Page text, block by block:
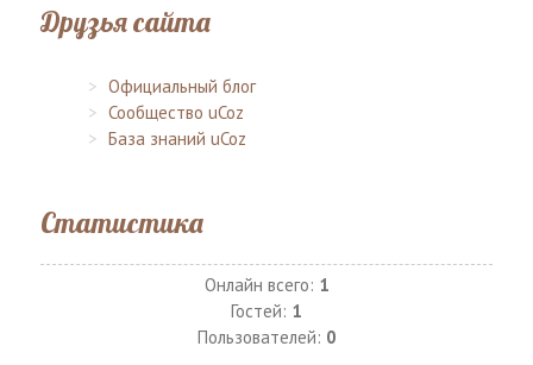
Друзья сайта
Официальный блог
Сообщество uCoz
База знаний uCoz
Статистика
Онлайн всего: 1
Гостей: 1
Пользователей: 0